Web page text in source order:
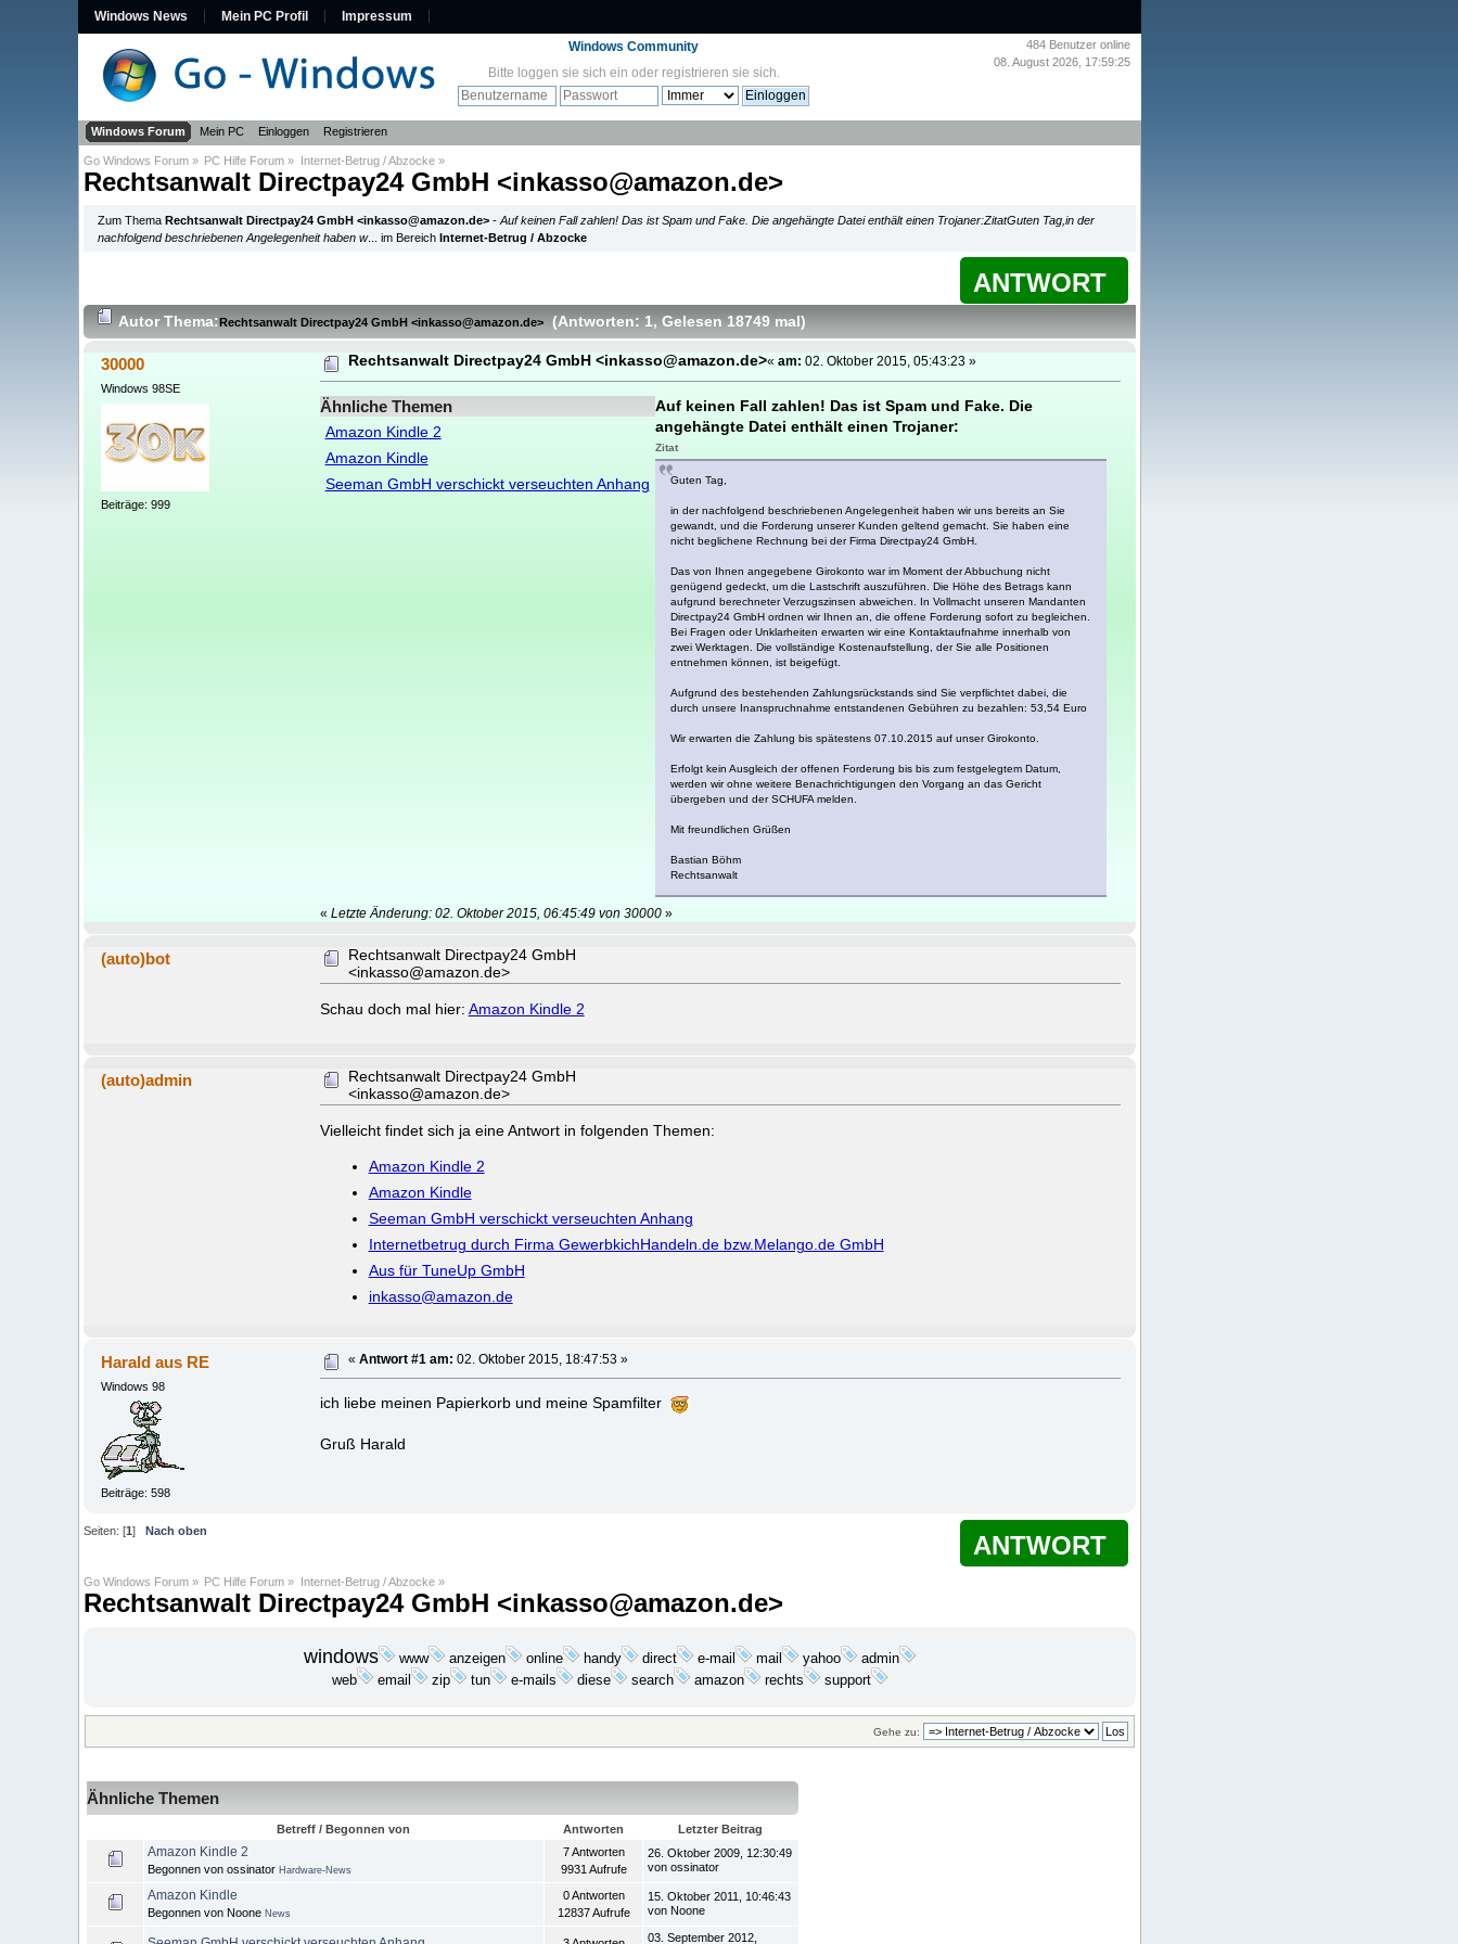
Windows News Mein PC Profil Impressum
484 Benutzer online
08. August 2026, 17:59:25
Windows Community
Bitte loggen sie sich ein oder registrieren sie sich.
Windows Forum Mein PC Einloggen Registrieren
Go Windows Forum » PC Hilfe Forum » Internet-Betrug / Abzocke»
Rechtsanwalt Directpay24 GmbH <inkasso@amazon.de>
Zum ThemaRechtsanwalt Directpay24 GmbH <inkasso@amazon.de> -Auf keinen Fall zahlen! Das ist Spam und Fake. Die angehängte Datei enthält einen Trojaner:ZitatGuten Tag,in der
nachfolgend beschriebenen Angelegenheit haben w... im BereichInternet-Betrug / Abzocke
ANTWORT
AutorThema: Rechtsanwalt Directpay24 GmbH <inkasso@amazon.de> (Antworten: 1, Gelesen 18749 mal )
30000
Windows 98SE
Beiträge: 999
Rechtsanwalt Directpay24 GmbH <inkasso@amazon.de>«am: 02. Oktober 2015, 05:43:23 »
Ähnliche Themen
Amazon Kindle 2
Amazon Kindle
Seeman GmbH verschickt verseuchten Anhang
Auf keinen Fall zahlen! Das ist Spam und Fake. Die
angehängte Datei enthält einen Trojaner:
Zitat
Guten Tag,
in der nachfolgend beschriebenen Angelegenheit haben wir uns bereits an Sie
gewandt, und die Forderung unserer Kunden geltend gemacht. Sie haben eine
nicht beglichene Rechnung bei der Firma Directpay24 GmbH.
Das von Ihnen angegebene Girokonto war im Moment der Abbuchung nicht
genügend gedeckt, um die Lastschrift auszuführen. Die Höhe des Betrags kann
aufgrund berechneter Verzugszinsen abweichen. In Vollmacht unseren Mandanten
Directpay24 GmbH ordnen wir Ihnen an, die offene Forderung sofort zu begleichen.
Bei Fragen oder Unklarheiten erwarten wir eine Kontaktaufnahme innerhalb von
zwei Werktagen. Die vollständige Kostenaufstellung, der Sie alle Positionen
entnehmen können, ist beigefügt.
Aufgrund des bestehenden Zahlungsrückstands sind Sie verpflichtet dabei, die
durch unsere Inanspruchnahme entstandenen Gebühren zu bezahlen: 53,54 Euro
Wir erwarten die Zahlung bis spätestens 07.10.2015 auf unser Girokonto.
Erfolgt kein Ausgleich der offenen Forderung bis bis zum festgelegtem Datum,
werden wir ohne weitere Benachrichtigungen den Vorgang an das Gericht
übergeben und der SCHUFA melden.
Mit freundlichen Grüßen
Bastian Böhm
Rechtsanwalt
« Letzte Änderung: 02. Oktober 2015, 06:45:49 von 30000»
(auto)bot
Rechtsanwalt Directpay24 GmbH
<inkasso@amazon.de>
Schau doch mal hier: Amazon Kindle 2
(auto)admin
Rechtsanwalt Directpay24 GmbH
<inkasso@amazon.de>
Vielleicht findet sich ja eine Antwort in folgenden Themen:
Amazon Kindle 2
Amazon Kindle
Seeman GmbH verschickt verseuchten Anhang
Internetbetrug durch Firma GewerbkichHandeln.de bzw.Melango.de GmbH
Aus für TuneUp GmbH
inkasso@amazon.de
Harald aus RE
Windows 98
Beiträge: 598
«Antwort #1 am: 02. Oktober 2015, 18:47:53 »
ich liebe meinen Papierkorb und meine Spamfilter
Gruß Harald
ANTWORT
Seiten: [1] Nach oben
Go Windows Forum » PC Hilfe Forum » Internet-Betrug / Abzocke»
Rechtsanwalt Directpay24 GmbH <inkasso@amazon.de>
windows www anzeigen online handy direct e-mail mail yahoo
admin
web
email zip tun e-mails diese search amazon rechts support
Gehe zu:
Ähnliche Themen
Betreff / Begonnen von Antworten Letzter Beitrag
Amazon Kindle 2
Begonnen von ossinator Hardware-News
7 Antworten
9931 Aufrufe
26. Oktober 2009, 12:30:49
von ossinator
Amazon Kindle
Begonnen von Noone News
0 Antworten
12837 Aufrufe
15. Oktober 2011, 10:46:43
von Noone
03. September 2012,